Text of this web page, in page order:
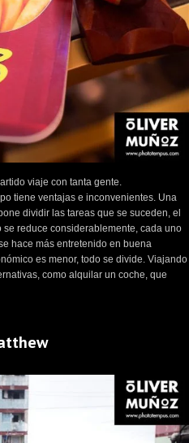
viaje con tanta gente.
tiene ventajas e inconvenientes. Una
dividir las tareas que se suceden, el
reduce considerablemente, cada uno
hace más entretenido en buena
es menor, todo se divide. Viajando
como alquilar un coche, que